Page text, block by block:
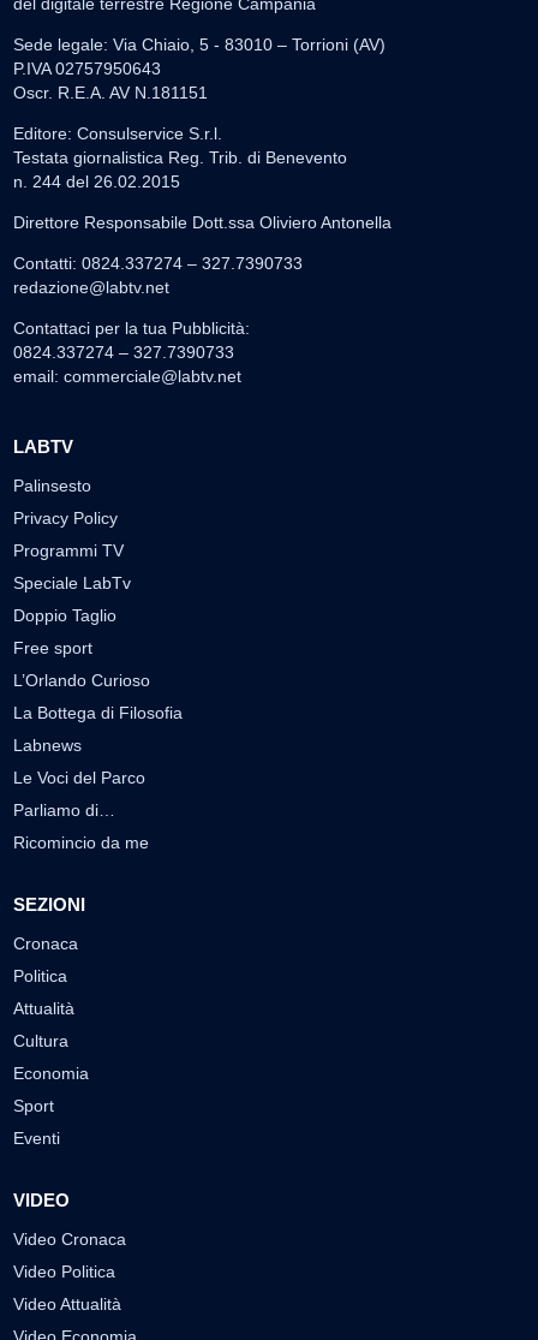
del digitale terrestre Regione Campania
Sede legale: Via Chiaio, 5 - 83010 – Torrioni (AV)
P.IVA 02757950643
Oscr. R.E.A. AV N.181151
Editore: Consulservice S.r.l.
Testata giornalistica Reg. Trib. di Benevento
n. 244 del 26.02.2015
Direttore Responsabile Dott.ssa Oliviero Antonella
Contatti: 0824.337274 – 327.7390733
redazione@labtv.net
Contattaci per la tua Pubblicità:
0824.337274 – 327.7390733
email: commerciale@labtv.net
LABTV
Palinsesto
Privacy Policy
Programmi TV
Speciale LabTv
Doppio Taglio
Free sport
L’Orlando Curioso
La Bottega di Filosofia
Labnews
Le Voci del Parco
Parliamo di…
Ricomincio da me
SEZIONI
Cronaca
Politica
Attualità
Cultura
Economia
Sport
Eventi
VIDEO
Video Cronaca
Video Politica
Video Attualità